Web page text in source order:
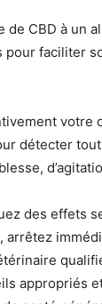
de CBD à un
pour faciliter
votre
détecter
des effets
arrêtez
appropriés